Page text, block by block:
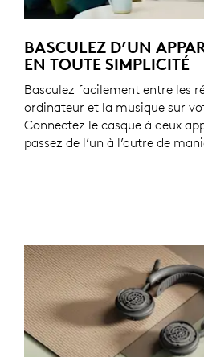
BASCULEZ D’UN
EN TOUTE SIMPLICITÉ
Basculez facilement entre les
ordinateur et la musique sur
Connectez le casque à deux
passez de l’un à l’autre de